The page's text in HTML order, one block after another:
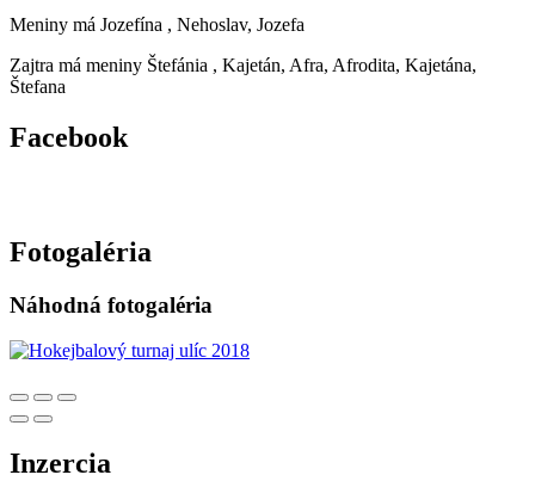
Meniny má Jozefína , Nehoslav, Jozefa
Zajtra má meniny Štefánia , Kajetán, Afra, Afrodita, Kajetána,
Štefana
Facebook
Fotogaléria
Náhodná fotogaléria
Inzercia